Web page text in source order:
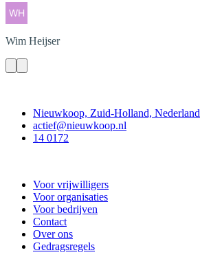
Wim Heijser
Nieuwkoop, Zuid-Holland, Nederland
actief@nieuwkoop.nl
14 0172
Voor vrijwilligers
Voor organisaties
Voor bedrijven
Contact
Over ons
Gedragsregels